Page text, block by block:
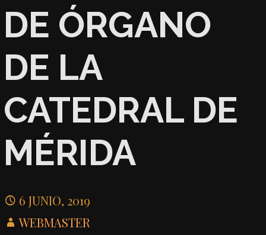
DE ÓRGANO
DE LA
CATEDRAL DE
MÉRIDA
6 JUNIO, 2019
WEBMASTER